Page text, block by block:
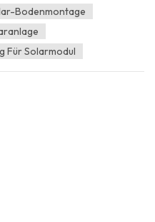
Belt and Road Initiat...
Bodenmontage
Für Solarmodul